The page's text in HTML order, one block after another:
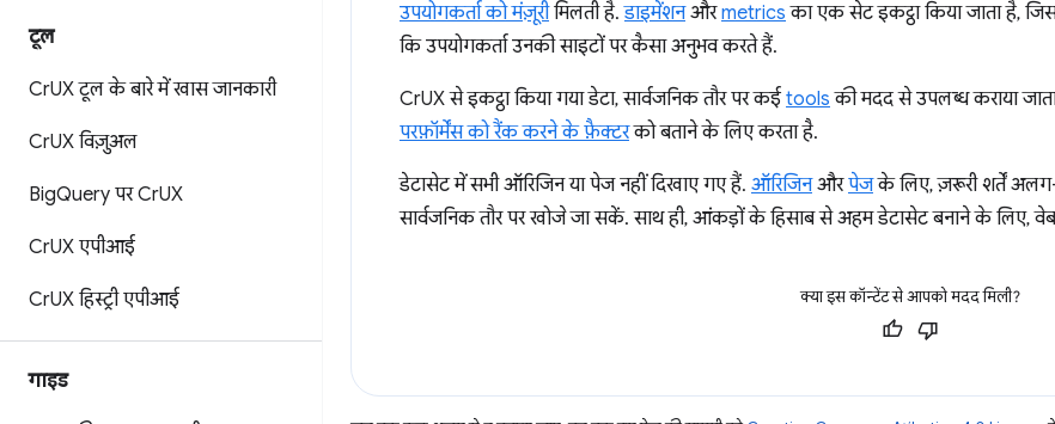
टूल
CrUX टूल के बारे में खास जानकारी
CrUX विज़ुअल
BigQuery पर CrUX
CrUX एपीआई
CrUX हिस्ट्री एपीआई
गाइड
उपयोगकर्ता को मंज़ूरीमिलती है.डाइमेंशनऔरmetrics का एक सेट इकट्ठा किया जाता है,
कि उपयोगकर्ता उनकी साइटों पर कैसा अनुभव करते हैं.
CrUX से इकट्ठा किया गया डेटा, सार्वजनिक तौर पर कई tools की मदद से उपलब्ध कराया
परफ़ॉर्मेंस को रैंक करने के फ़ैक्टरको बताने के लिए करता है.
डेटासेट में सभी ऑरिजिन या पेज नहीं दिखाए गए हैं. ऑरिजिनऔरपेजके लिए, ज़रूरी शर्तें
सार्वजनिक तौर पर खोजे जा सकें. साथ ही, आंकड़ों के हिसाब से अहम डेटासेट बनाने के लिए,
क्या इस कॉन्टेंट से आपको मदद मिली?